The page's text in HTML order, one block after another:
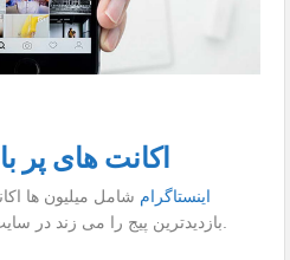
اکانت های پر
اینستاگرام شامل میلیون ها